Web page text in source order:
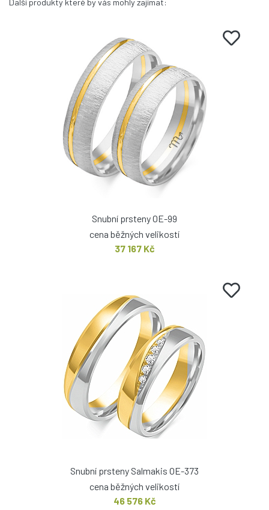
Další produkty které by vás mohly zajímat:
Snubní prsteny OE-99
cena běžných velikostí
37 167 Kč
Snubní prsteny Salmakis OE-373
cena běžných velikostí
46 576 Kč